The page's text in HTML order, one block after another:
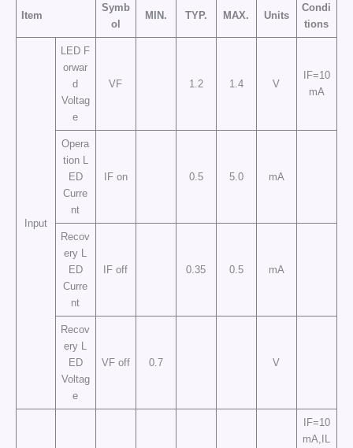
Item
Symb
ol
MIN. TYP. MAX. Units
Condi
tions
Input
LED F
orwar
d
Voltag
e
VF 1.2 1.4 V
IF=10
mA
Opera
tion L
ED
Curre
nt
IF on 0.5 5.0 mA
Recov
ery L
ED
Curre
nt
IF off 0.35 0.5 mA
Recov
ery L
ED
Voltag
e
VF off 0.7 V
IF=10
mA,IL